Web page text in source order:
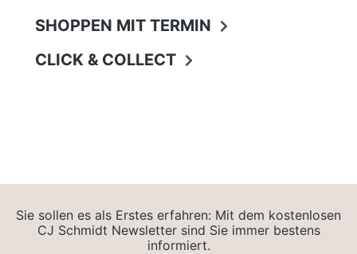
SHOPPEN MIT TERMIN
CLICK & COLLECT
Sie sollen es als Erstes erfahren: Mit dem kostenlosen
CJ Schmidt Newsletter sind Sie immer bestens
informiert.